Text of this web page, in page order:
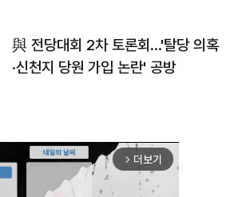
與 전당대회 2차 토론회…'탈당 의혹
·신천지 당원 가입 논란' 공방
arrow_forward_ios 더보기